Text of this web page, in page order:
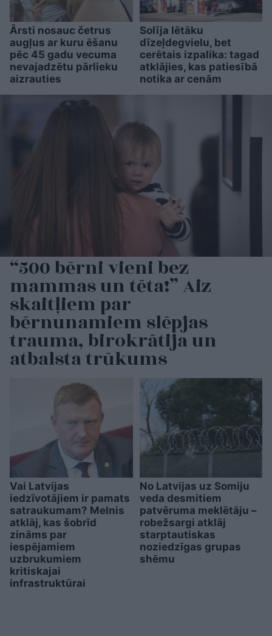
Ārsti nosauc četrus
augļus ar kuru ēšanu
pēc 45 gadu vecuma
nevajadzētu pārlieku
aizrauties
Solīja lētāku
dīzeļdegvielu, bet
cerētais izpalika: tagad
atklājies, kas patiesībā
notika ar cenām
“500 bērni vieni bez
mammas un tēta!” Aiz
skaitļiem par
bērnunamiem slēpjas
trauma, birokrātija un
atbalsta trūkums
Vai Latvijas
iedzīvotājiem ir pamats
satraukumam? Melnis
atklāj, kas šobrīd
zināms par
iespējamiem
uzbrukumiem
kritiskajai
infrastruktūrai
No Latvijas uz Somiju
veda desmitiem
patvēruma meklētāju –
robežsargi atklāj
starptautiskas
noziedzīgas grupas
shēmu